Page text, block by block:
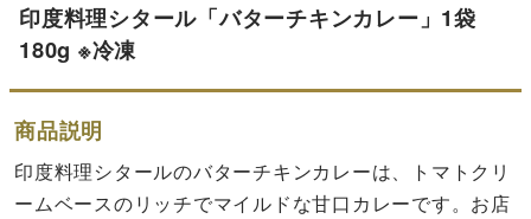
印度料理シタール「バターチキンカレー」1袋
180g ※冷凍
商品説明
印度料理シタールのバターチキンカレーは、トマトクリ
ームベースのリッチでマイルドな甘口カレーです。お店